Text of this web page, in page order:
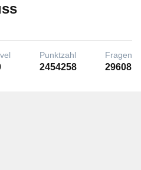
Punktzahl
2454258
Fragen
29608